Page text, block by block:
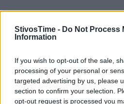
StivosTime - Do Not Process
Information
If you wish to opt-out of the sale,
processing of your personal or
targeted advertising by us, please
section to confirm your selection.
opt-out request is processed you